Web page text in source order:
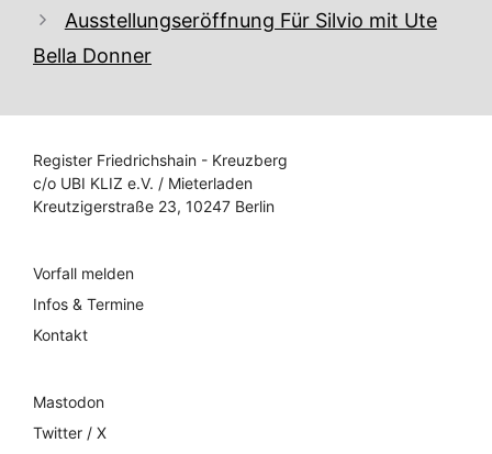
Ausstellungseröffnung Für Silvio mit Ute
Bella Donner
Register Friedrichshain - Kreuzberg
c/o UBI KLIZ e.V. / Mieterladen
Kreutzigerstraße 23, 10247 Berlin
Vorfall melden
Infos & Termine
Kontakt
Mastodon
Twitter / X